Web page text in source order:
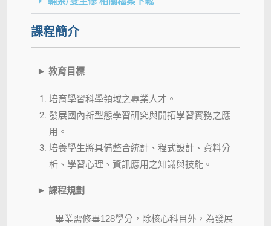
課程簡介
►教育目標
培育學習科學領域之專業人才。
發展國內新型態學習研究與開拓學習實務之應
用。
培養學生將具備整合統計、程式設計、資料分
析、學習心理、資訊應用之知識與技能。
►課程規劃
畢業需修畢128學分，除核心科目外，為發展